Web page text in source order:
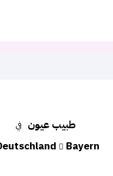
في طبيب عيون
Bayern